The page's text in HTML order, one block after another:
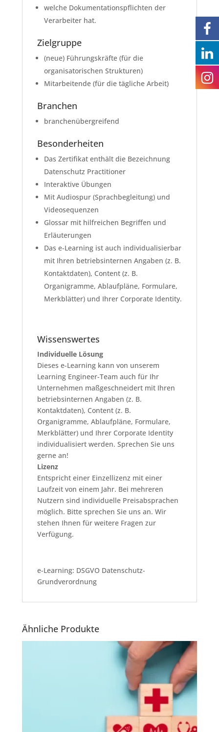
welche Dokumentationspflichten der
Verarbeiter hat.
Zielgruppe
(neue) Führungskräfte (für die
organisatorischen Strukturen)
Mitarbeitende (für die tägliche Arbeit)
Branchen
branchenübergreifend
Besonderheiten
Das Zertifikat enthält die Bezeichnung
Datenschutz Practitioner
Interaktive Übungen
Mit Audiospur (Sprachbegleitung) und
Videosequenzen
Glossar mit hilfreichen Begriffen und
Erläuterungen
Das e-Learning ist auch individualisierbar
mit Ihren betriebsinternen Angaben (z. B.
Kontaktdaten), Content (z. B.
Organigramme, Ablaufpläne, Formulare,
Merkblätter) und Ihrer Corporate Identity.
Wissenswertes
Individuelle Lösung
Dieses e-Learning kann von unserem
Learning Engineer-Team auch für Ihr
Unternehmen maßgeschneidert mit Ihren
betriebsinternen Angaben (z. B.
Kontaktdaten), Content (z. B.
Organigramme, Ablaufpläne, Formulare,
Merkblätter) und Ihrer Corporate Identity
individualisiert werden. Sprechen Sie uns
gerne an!
Lizenz
Entspricht einer Einzellizenz mit einer
Laufzeit von einem Jahr. Bei mehreren
Nutzern sind individuelle Preisabsprachen
möglich. Bitte sprechen Sie uns an. Wir
stehen Ihnen für weitere Fragen zur
Verfügung.
e-Learning: DSGVO Datenschutz-
Grundverordnung
Ähnliche Produkte